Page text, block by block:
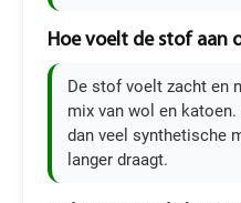
Hoe voelt de stof aan
De stof voelt zacht en
mix van wol en
dan veel synthetische
langer draagt.